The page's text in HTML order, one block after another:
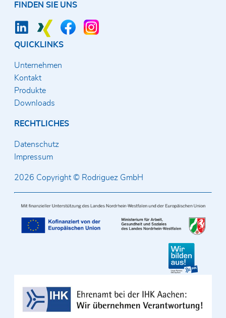
FINDEN SIE UNS
QUICKLINKS
Unternehmen
Kontakt
Produkte
Downloads
RECHTLICHES
Datenschutz
Impressum
2026 Copyright © Rodriguez GmbH